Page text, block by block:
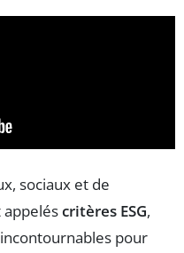
sociaux et de
critères ESG,
pour